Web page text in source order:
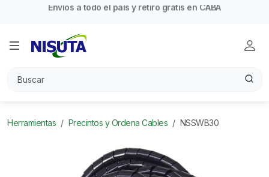
Herramientas Precintos y Ordena Cables NSSWB30